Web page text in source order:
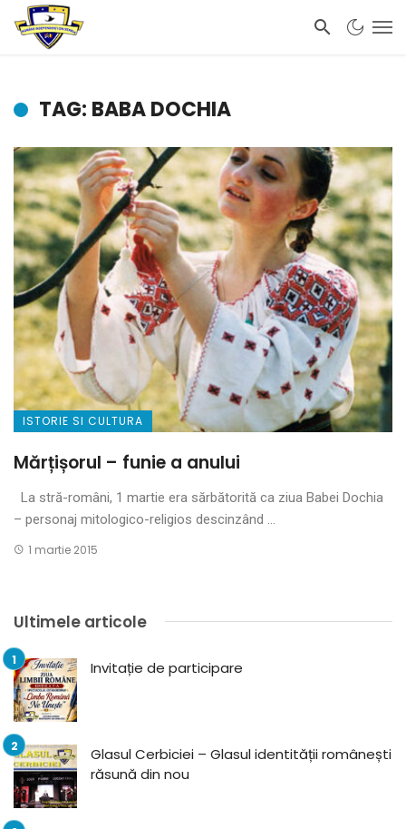
TAG: BABA DOCHIA
ISTORIE SI CULTURA
Mărțișorul – funie a anului
La stră-români, 1 martie era sărbătorită ca ziua Babei Dochia
– personaj mitologico-religios descinzând ...
1 martie 2015
Ultimele articole
Invitație de participare
Glasul Cerbiciei – Glasul identității românești
răsună din nou